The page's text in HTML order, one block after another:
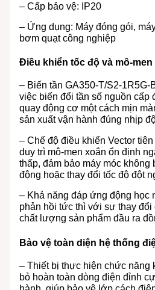
– Cấp bảo vệ: IP20
– Ứng dụng: Máy đóng gói,
bơm quạt công nghiệp
Điều khiển tốc độ và mô-
– Biến tần GA350-T/S2-1R5G-
việc biến đổi tần số nguồn cấp
quay động cơ một cách mịn
sản xuất vận hành đúng nhịp
– Chế độ điều khiển Vector
duy trì mô-men xoắn ổn định
thấp, đảm bảo máy móc không
động hoặc thay đổi tốc độ đột
– Khả năng đáp ứng động học
phản hồi tức thì với sự thay đổi
chất lượng sản phẩm đầu ra
Bảo vệ toàn diện hệ thống
– Thiết bị thực hiện chức năng
bỏ hoàn toàn dòng điện đỉnh